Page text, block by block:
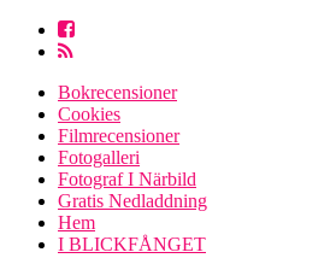
Bokrecensioner
Cookies
Filmrecensioner
Fotogalleri
Fotograf I Närbild
Gratis Nedladdning
Hem
I BLICKFÅNGET